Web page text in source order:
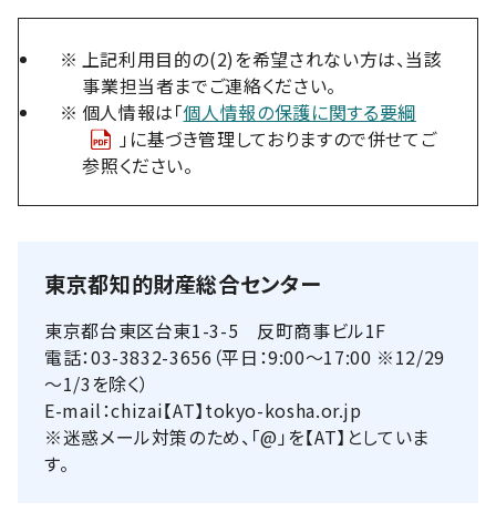
※ 上記利用目的の(2)を希望されない方は、当該
事業担当者までご連絡ください。
※ 個人情報は「個人情報の保護に関する要綱
」に基づき管理しておりますので併せてご
参照ください。
東京都知的財産総合センター
東京都台東区台東1-3-5 反町商事ビル1F
電話：03-3832-3656（平日：9:00～17:00 ※12/29
～1/3を除く）
E-mail：chizai【AT】tokyo-kosha.or.jp
※迷惑メール対策のため、「@」を【AT】としていま
す。